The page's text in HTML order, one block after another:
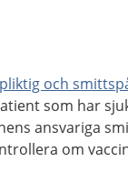
och
som har
ansvariga
om